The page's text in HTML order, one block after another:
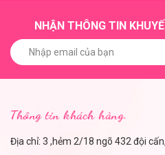
NHẬN THÔNG TIN
Thông tin khách hàng.
Địa chỉ: 3 ,hẻm 2/18 ngõ 432 đội